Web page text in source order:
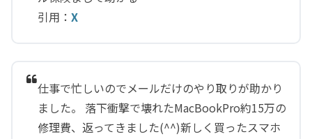
引用： X
仕事で忙しいのでメールだけのやり取りが助かり
ました。 落下衝撃で壊れたMacBookPro約15万の
修理費、返ってきました(^^)新しく買ったスマホ